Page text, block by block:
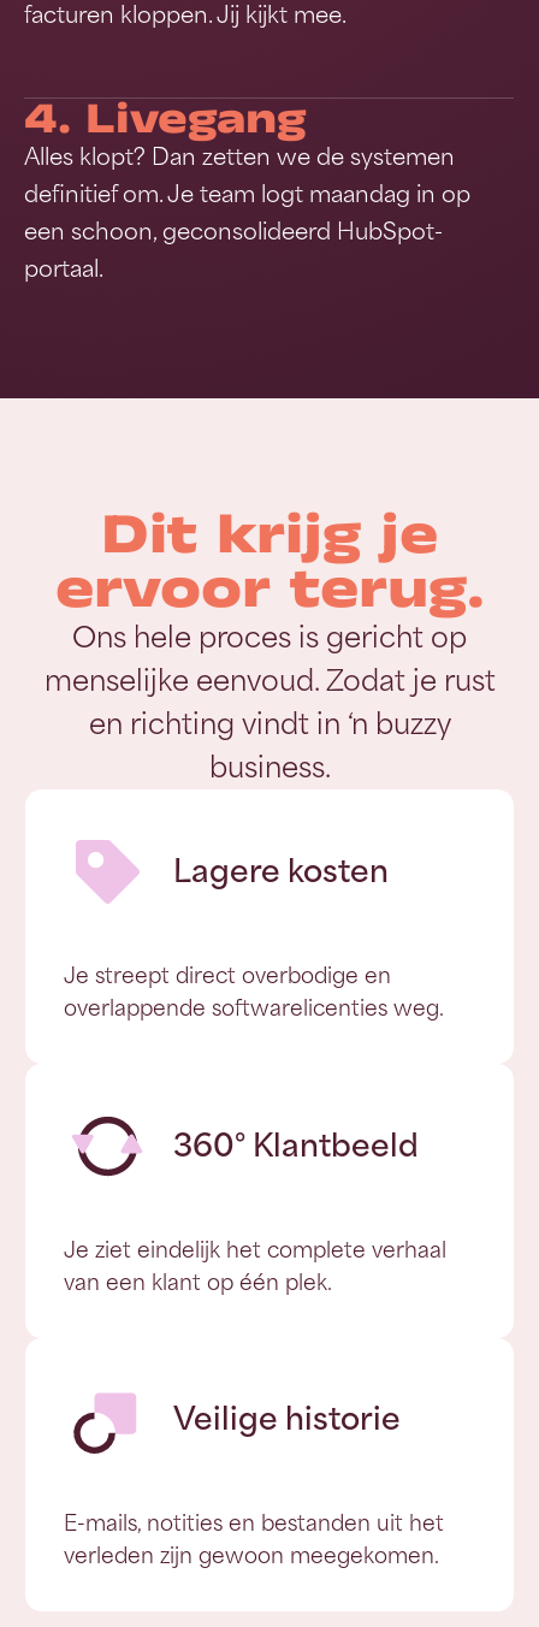
facturen kloppen. Jij kijkt mee.
4. Livegang
Alles klopt? Dan zetten we de systemen
definitief om. Je team logt maandag in op
een schoon, geconsolideerd HubSpot-
portaal.
Dit krijg je
ervoor terug.
Ons hele proces is gericht op
menselijke eenvoud. Zodat je rust
en richting vindt in ‘n buzzy
business.
Lagere kosten
Je streept direct overbodige en
overlappende softwarelicenties weg.
360° Klantbeeld
Je ziet eindelijk het complete verhaal
van een klant op één plek.
Veilige historie
E-mails, notities en bestanden uit het
verleden zijn gewoon meegekomen.